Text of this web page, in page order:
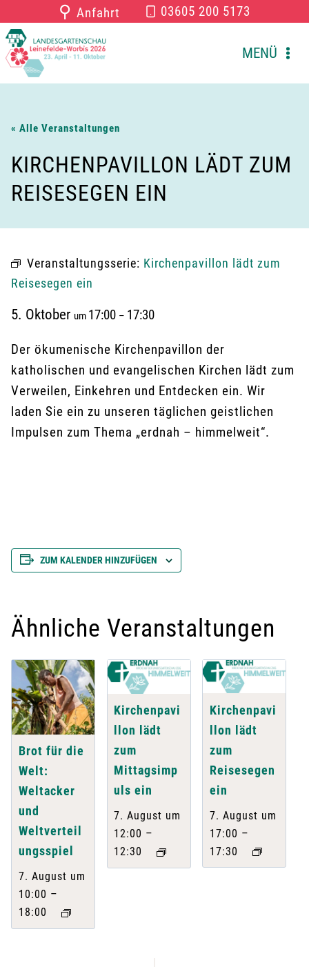
Inhalt
springen
⚲ Anfahrt 03605 200 5173
MENÜ
« Alle Veranstaltungen
KIRCHENPAVILLON LÄDT ZUM
REISESEGEN EIN
Veranstaltungsserie: Kirchenpavillon lädt zum
Reisesegen ein
5. Oktober um 17:00 – 17:30
Der ökumenische Kirchenpavillon der
katholischen und evangelischen Kirchen lädt zum
Verweilen, Einkehren und Entdecken ein. Wir
laden Sie ein zu unseren täglichen geistlichen
Impulsen zum Thema „erdnah – himmelweit“.
ZUM KALENDER HINZUFÜGEN
Ähnliche Veranstaltungen
Brot für die
Welt:
Weltacker
und
Weltverteil
ungsspiel
7. August um
10:00 –
18:00
Kirchenpavi
llon lädt
zum
Mittagsimp
uls ein
7. August um
12:00 –
12:30
Kirchenpavi
llon lädt
zum
Reisesegen
ein
7. August um
17:00 –
17:30